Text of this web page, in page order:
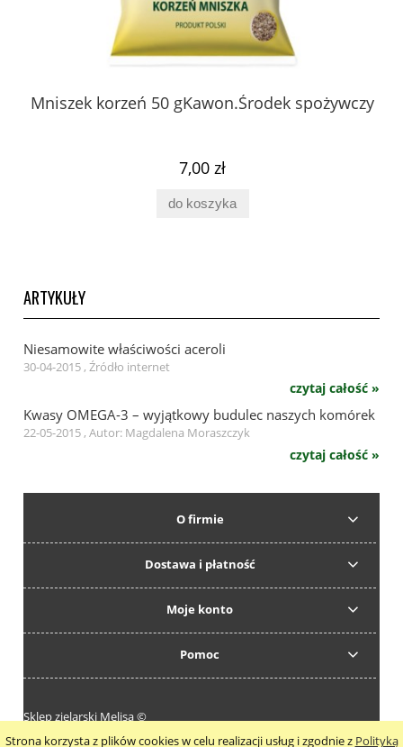
Strona korzysta z plików cookies w celu realizacji usług i zgodnie z Polityką
Mniszek korzeń 50 gKawon.Środek spożywczy
7,00 zł
do koszyka
ARTYKUŁY
Niesamowite właściwości aceroli
30-04-2015 , Źródło internet
czytaj całość »
Kwasy OMEGA-3 – wyjątkowy budulec naszych komórek
22-05-2015 , Autor: Magdalena Moraszczyk
czytaj całość »
O firmie
Dostawa i płatność
Moje konto
Pomoc
Sklep zielarski Melisa ©